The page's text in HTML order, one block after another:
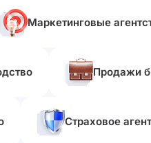
Маркетинговые
Продажи
Страховое